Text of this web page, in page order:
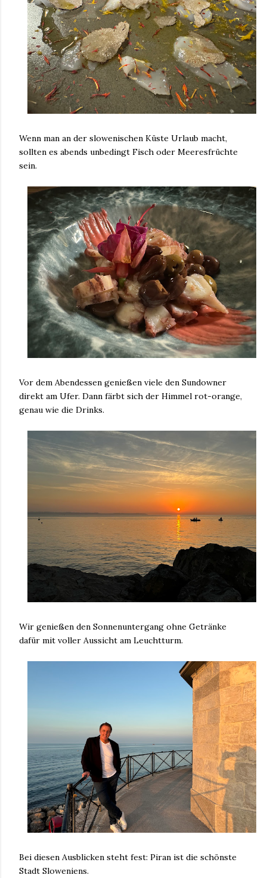
Wenn man an der slowenischen Küste Urlaub macht,
sollten es abends unbedingt Fisch oder Meeresfrüchte
sein.
Vor dem Abendessen genießen viele den Sundowner
direkt am Ufer. Dann färbt sich der Himmel rot-orange,
genau wie die Drinks.
Wir genießen den Sonnenuntergang ohne Getränke
dafür mit voller Aussicht am Leuchtturm.
Bei diesen Ausblicken steht fest: Piran ist die schönste
Stadt Sloweniens.